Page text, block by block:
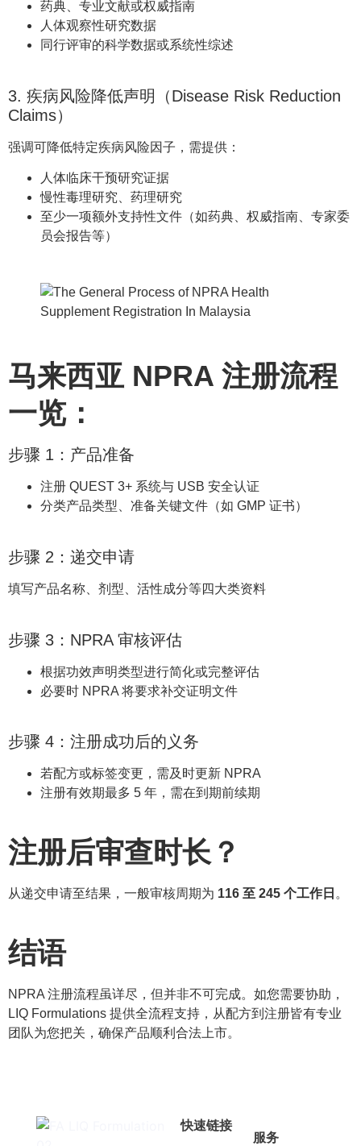
药典、专业文献或权威指南
人体观察性研究数据
同行评审的科学数据或系统性综述
3. 疾病风险降低声明（Disease Risk Reduction
Claims）
强调可降低特定疾病风险因子，需提供：
人体临床干预研究证据
慢性毒理研究、药理研究
至少一项额外支持性文件（如药典、权威指南、专家委
员会报告等）
马来西亚 NPRA 注册流程
一览：
步骤 1：产品准备
注册 QUEST 3+ 系统与 USB 安全认证
分类产品类型、准备关键文件（如 GMP 证书）
步骤 2：递交申请
填写产品名称、剂型、活性成分等四大类资料
步骤 3：NPRA 审核评估
根据功效声明类型进行简化或完整评估
必要时 NPRA 将要求补交证明文件
步骤 4：注册成功后的义务
若配方或标签变更，需及时更新 NPRA
注册有效期最多 5 年，需在到期前续期
注册后审查时长？
从递交申请至结果，一般审核周期为 116 至 245 个工作日 。
结语
NPRA 注册流程虽详尽，但并非不可完成。如您需要协助，
LIQ Formulations 提供全流程支持，从配方到注册皆有专业
团队为您把关，确保产品顺利合法上市。
快速链接
服务